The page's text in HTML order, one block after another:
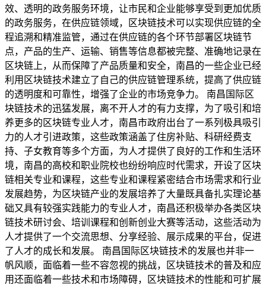
效、透明的政务服务环境，让市民和企业能够享受到更加优质
的政务服务，在供应链领域，区块链技术可以实现供应链的全
程追溯和精准监管，通过在供应链的各个环节部署区块链节
点，产品的生产、运输、销售等信息都被完整、准确地记录在
区块链上，从而保障了产品质量和安全，南昌的一些企业已经
利用区块链技术建立了自己的供应链管理系统，提高了供应链
的透明度和可靠性，增强了企业的市场竞争力。 南昌国际区
块链技术的迅猛发展，离不开人才的有力支撑，为了吸引和培
养更多的区块链专业人才，南昌市政府出台了一系列极具吸引
力的人才引进政策，这些政策涵盖了住房补贴、科研经费支
持、子女教育等多个方面，为人才提供了良好的工作和生活环
境，南昌的高校和职业院校也纷纷响应时代需求，开设了区块
链相关专业和课程，这些专业和课程紧密结合市场需求和行业
发展趋势，为区块链产业的发展培养了大量既具备扎实理论基
础又具有较强实践能力的专业人才，南昌还积极举办各类区块
链技术研讨会、培训课程和创新创业大赛等活动，这些活动为
人才提供了一个交流思想、分享经验、展示成果的平台，促进
了人才的成长和发展。 南昌国际区块链技术的发展也并非一
帆风顺，面临着一些不容忽视的挑战，区块链技术的普及和应
用还面临着一些技术和市场障碍，区块链技术的性能和可扩展